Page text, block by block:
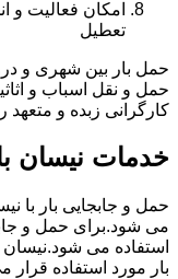
تعطیل
حمل بار بین شهری و
حمل و نقل اسباب و
کارگرانی زبده و متعهد
خدمات نیسان
حمل و جابجایی بار با
استفاده می
بار مورد استفاده قرار